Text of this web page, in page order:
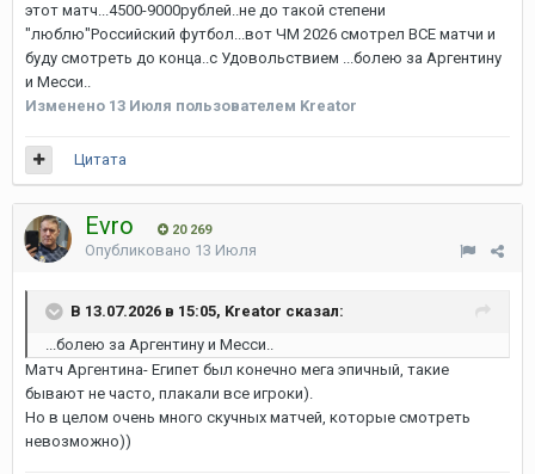
этот матч...4500-9000рублей..не до такой степени
"люблю"Российский футбол...вот ЧМ 2026 смотрел ВСЕ матчи и
буду смотреть до конца..с Удовольствием ...болею за Аргентину
и Месси..
Изменено 13 Июля пользователем Kreator
Цитата
Evro 20 269
Опубликовано 13 Июля
В 13.07.2026 в 15:05, Kreator сказал:
...болею за Аргентину и Месси..
Матч Аргентина- Египет был конечно мега эпичный, такие
бывают не часто, плакали все игроки).
Но в целом очень много скучных матчей, которые смотреть
невозможно))